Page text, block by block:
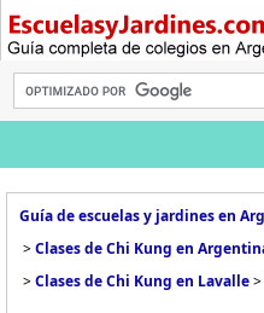
Guía de escuelas y jardines en
>Clases de Chi Kung en
>Clases de Chi Kung en Lavalle>